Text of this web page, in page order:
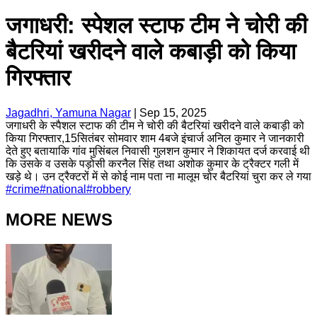
जगाधरी: स्पेशल स्टाफ टीम ने चोरी की
बैटरियां खरीदने वाले कबाड़ी को किया
गिरफ्तार
Jagadhri, Yamuna Nagar
Sep 15, 2025
जगाधरी के स्पैशल स्टाफ की टीम ने चोरी की बैटरियां खरीदने वाले कबाड़ी को
किया गिरफ्तार,15सितंबर सोमवार शाम 4बजे इंचार्ज अनिल कुमार ने जानकारी
देते हुए बतायाकि गांव मुसिंबल निवासी गुलशन कुमार ने शिकायत दर्ज करवाई थी
कि उसके व उसके पड़ोसी करनैल सिंह तथा अशोक कुमार के ट्रैक्टर गली में
खड़े थे। उन ट्रैक्टरों में से कोई नाम पता ना मालूम चोर बैटरियां चुरा कर ले गया
#crime#national #robbery
MORE NEWS